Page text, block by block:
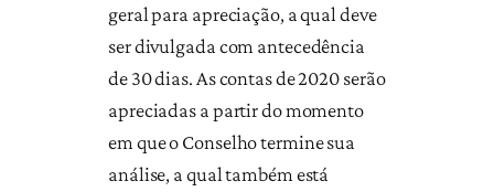
geral para apreciação, a qual deve
ser divulgada com antecedência
de 30 dias. As contas de 2020 serão
apreciadas a partir do momento
em que o Conselho termine sua
análise, a qual também está